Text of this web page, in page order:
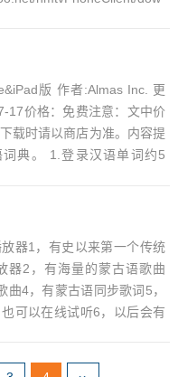
版 作者:Almas Inc. 更
17价格：免费注意：文中价
载时请以商店为准。内容提
典。 1.登录汉语单词约5
器1，有史以来第一个传统
器2，有海量的蒙古语歌曲
曲4，有蒙古语同步歌词5，
可以在线试听6，以后会有